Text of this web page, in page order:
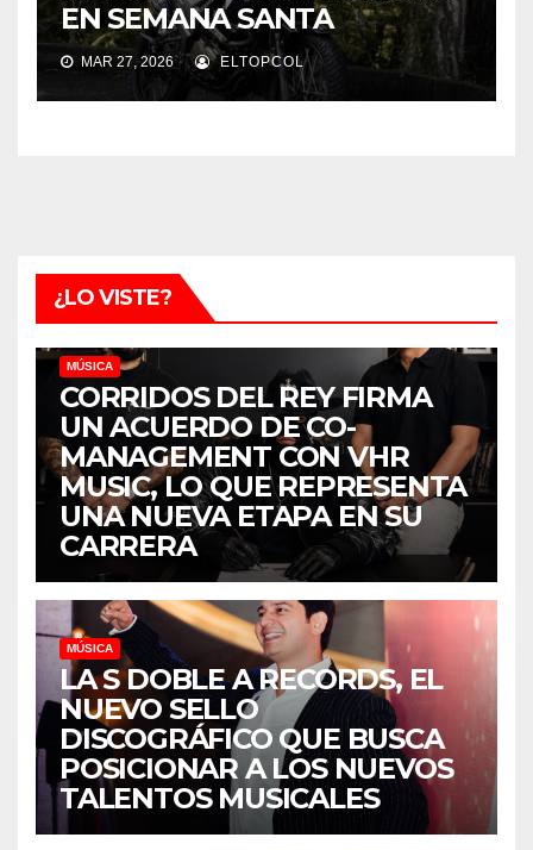
EN SEMANA SANTA
MAR 27, 2026 ELTOPCOL
¿LO VISTE?
MÚSICA
CORRIDOS DEL REY FIRMA
UN ACUERDO DE CO-
MANAGEMENT CON VHR
MUSIC, LO QUE REPRESENTA
UNA NUEVA ETAPA EN SU
CARRERA
MÚSICA
LA S DOBLE A RECORDS, EL
NUEVO SELLO
DISCOGRÁFICO QUE BUSCA
POSICIONAR A LOS NUEVOS
TALENTOS MUSICALES